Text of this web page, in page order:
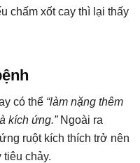
chấm xốt cay thì lại thấy
có thể “làm nặng thêm
kích ứng.”Ngoài ra
ruột kích thích trở nên
chảy.